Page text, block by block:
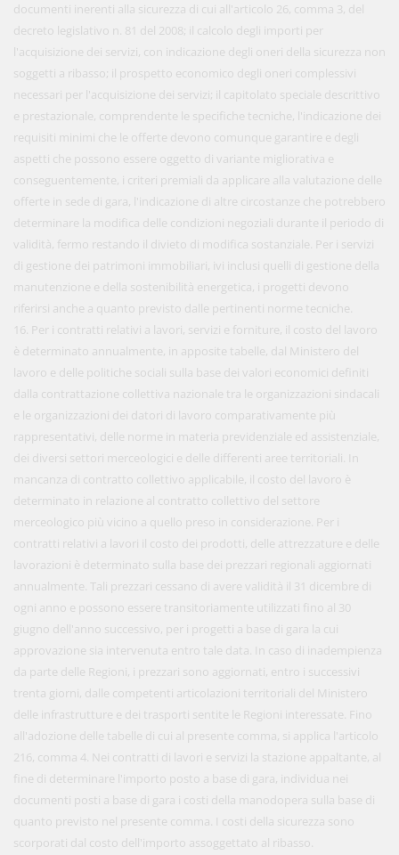
documenti inerenti alla sicurezza di cui all'articolo 26, comma 3, del
decreto legislativo n. 81 del 2008; il calcolo degli importi per
l'acquisizione dei servizi, con indicazione degli oneri della sicurezza non
soggetti a ribasso; il prospetto economico degli oneri complessivi
necessari per l'acquisizione dei servizi; il capitolato speciale descrittivo
e prestazionale, comprendente le specifiche tecniche, l'indicazione dei
requisiti minimi che le offerte devono comunque garantire e degli
aspetti che possono essere oggetto di variante migliorativa e
conseguentemente, i criteri premiali da applicare alla valutazione delle
offerte in sede di gara, l'indicazione di altre circostanze che potrebbero
determinare la modifica delle condizioni negoziali durante il periodo di
validità, fermo restando il divieto di modifica sostanziale. Per i servizi
di gestione dei patrimoni immobiliari, ivi inclusi quelli di gestione della
manutenzione e della sostenibilità energetica, i progetti devono
riferirsi anche a quanto previsto dalle pertinenti norme tecniche.
16. Per i contratti relativi a lavori, servizi e forniture, il costo del lavoro
è determinato annualmente, in apposite tabelle, dal Ministero del
lavoro e delle politiche sociali sulla base dei valori economici definiti
dalla contrattazione collettiva nazionale tra le organizzazioni sindacali
e le organizzazioni dei datori di lavoro comparativamente più
rappresentativi, delle norme in materia previdenziale ed assistenziale,
dei diversi settori merceologici e delle differenti aree territoriali. In
mancanza di contratto collettivo applicabile, il costo del lavoro è
determinato in relazione al contratto collettivo del settore
merceologico più vicino a quello preso in considerazione. Per i
contratti relativi a lavori il costo dei prodotti, delle attrezzature e delle
lavorazioni è determinato sulla base dei prezzari regionali aggiornati
annualmente. Tali prezzari cessano di avere validità il 31 dicembre di
ogni anno e possono essere transitoriamente utilizzati fino al 30
giugno dell'anno successivo, per i progetti a base di gara la cui
approvazione sia intervenuta entro tale data. In caso di inadempienza
da parte delle Regioni, i prezzari sono aggiornati, entro i successivi
trenta giorni, dalle competenti articolazioni territoriali del Ministero
delle infrastrutture e dei trasporti sentite le Regioni interessate. Fino
all'adozione delle tabelle di cui al presente comma, si applica l'articolo
216, comma 4. Nei contratti di lavori e servizi la stazione appaltante, al
fine di determinare l'importo posto a base di gara, individua nei
documenti posti a base di gara i costi della manodopera sulla base di
quanto previsto nel presente comma. I costi della sicurezza sono
scorporati dal costo dell'importo assoggettato al ribasso.